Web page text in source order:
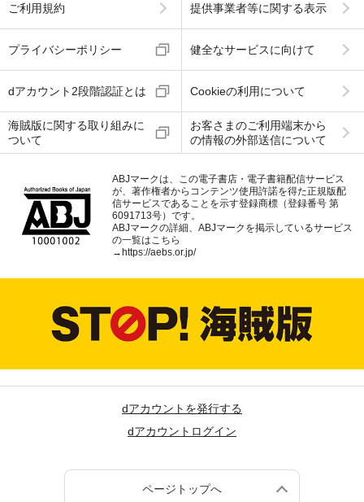
ご利用規約 提供事業者等に関する表示
プライバシーポリシー 健全なサービスに向けて
dアカウント2段階認証とは Cookieの利用について
海賊版に関する取り組みに
ついて
お客さまのご利用端末から
の情報の外部送信について
ABJマークは、この電子書店・電子書籍配信サービス
が、著作権者からコンテンツ使用許諾を得た正規版配
信サービスであることを示す登録商標（登録番号 第
6091713号）です。
ABJマークの詳細、ABJマークを掲示しているサービス
の一覧はこちら
→ https://aebs.or.jp/
dアカウントを発行する
dアカウントログイン
ページトップへ